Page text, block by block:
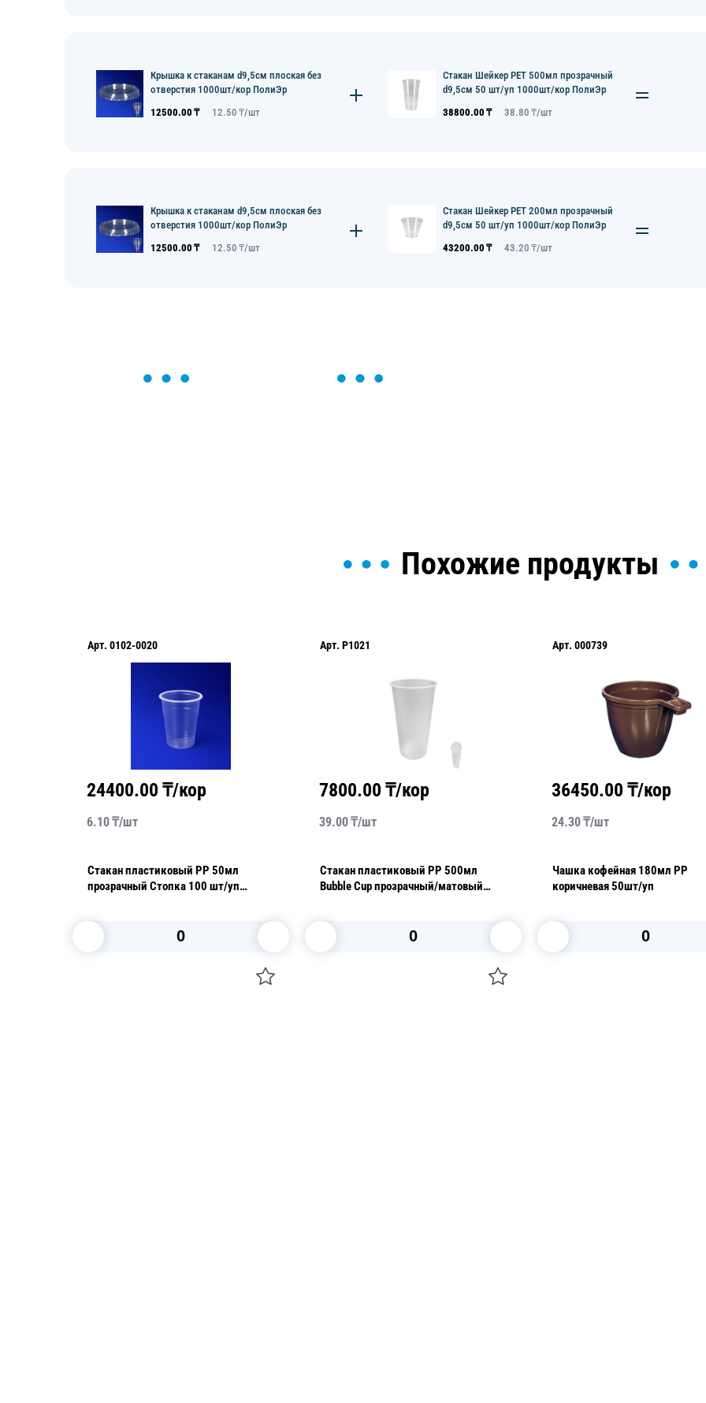
Крышка к стаканам d9,5см плоская без
отверстия 1000шт/кор ПолиЭр
12500.00 ₸ 12.50 ₸/шт
Стакан Шейкер PET 500мл прозрачный
d9,5см 50 шт/уп 1000шт/кор ПолиЭр
38800.00 ₸ 38.80 ₸/шт
Крышка к стаканам d9,5см плоская без
отверстия 1000шт/кор ПолиЭр
12500.00 ₸ 12.50 ₸/шт
Стакан Шейкер PET 200мл прозрачный
d9,5см 50 шт/уп 1000шт/кор ПолиЭр
43200.00 ₸ 43.20 ₸/шт
Похожие продукты
Арт. 0102-0020
24400.00 ₸/кор
6.10₸/шт
Стакан пластиковый PP 50мл
прозрачный Стопка 100 шт/уп
Арт. P1021
7800.00 ₸/кор
39.00₸/шт
Стакан пластиковый PP 500мл
Bubble Cup прозрачный/матовый
Арт. 000739
36450.00 ₸/кор
24.30₸/шт
Чашка кофейная 180мл PP
коричневая 50шт/уп